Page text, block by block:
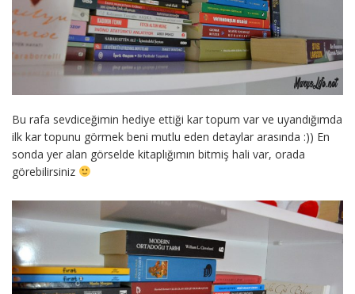
Bu rafa sevdiceğimin hediye ettiği kar topum var ve uyandığımda
ilk kar topunu görmek beni mutlu eden detaylar arasında :)) En
sonda yer alan görselde kitaplığımın bitmiş hali var, orada
görebilirsiniz